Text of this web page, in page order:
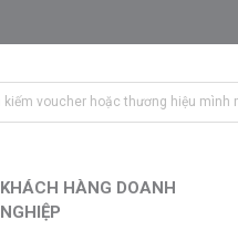
KHÁCH HÀNG DOANH
NGHIỆP